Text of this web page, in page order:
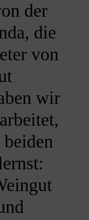
der
die
von
wir